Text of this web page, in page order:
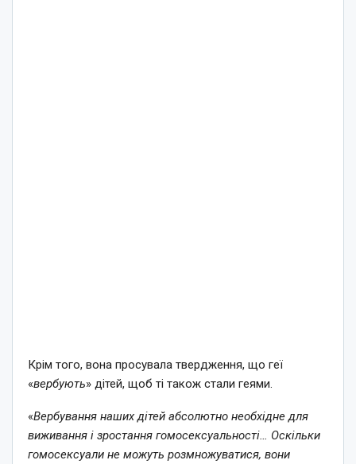
Крім того, вона просувала твердження, що геї
«вербують» дітей, щоб ті також стали геями.
«Вербування наших дітей абсолютно необхідне для
виживання і зростання гомосексуальності… Оскільки
гомосексуали не можуть розмножуватися, вони